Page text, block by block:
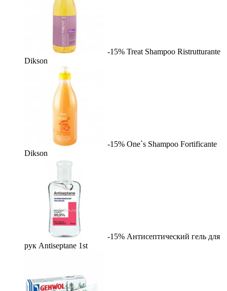
-15% Treat Shampoo Ristrutturante
Dikson
-15% One`s Shampoo Fortificante
Dikson
-15% Антисептический гель для
рук Antiseptane 1st